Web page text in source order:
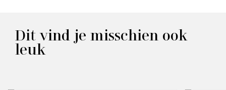
Dit vind je misschien ook
leuk